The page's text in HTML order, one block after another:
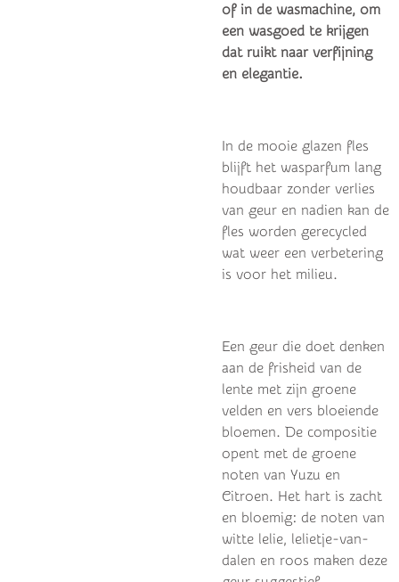
of in de wasmachine, om
een ​​wasgoed te krijgen
dat ruikt naar verfijning
en elegantie.
In de mooie glazen fles
blijft het wasparfum lang
houdbaar zonder verlies
van geur en nadien kan de
fles worden gerecycled
wat weer een verbetering
is voor het milieu.
Een geur die doet denken
aan de frisheid van de
lente met zijn groene
velden en vers bloeiende
bloemen. De compositie
opent met de groene
noten van Yuzu en
Citroen. Het hart is zacht
en bloemig: de noten van
witte lelie, lelietje-van-
dalen en roos maken deze